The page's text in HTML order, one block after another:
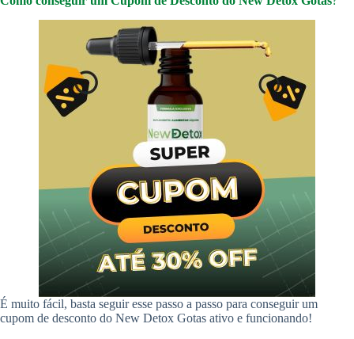
É muito fácil, basta seguir esse passo a passo para conseguir um
cupom de desconto do New Detox Gotas ativo e funcionando!